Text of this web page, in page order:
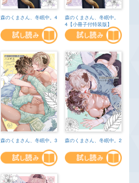
森のくまさん、冬眠中。4
森のくまさん、冬眠中。
4【小冊子付特装版】
森のくまさん、冬眠中。3 森のくまさん、冬眠中。2